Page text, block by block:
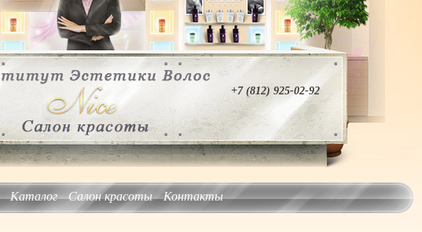
+7 (812) 925-02-92
Каталог Салон красоты Контакты